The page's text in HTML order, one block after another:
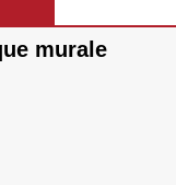
murale